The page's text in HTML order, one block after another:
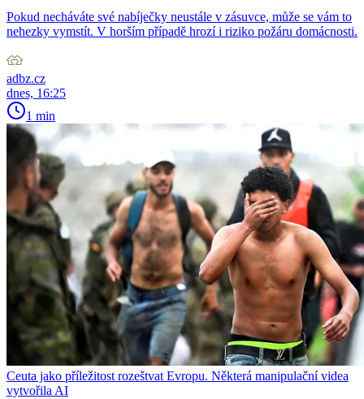
Pokud necháváte své nabíječky neustále v zásuvce, může se vám to
nehezky vymstít. V horším případě hrozí i riziko požáru domácnosti.
adbz.cz
dnes, 16:25
1 min
Ceuta jako příležitost rozeštvat Evropu. Některá manipulační videa
vytvořila AI